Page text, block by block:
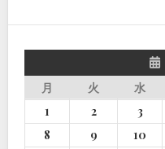
月
火 水
1
2 3
8
9 10